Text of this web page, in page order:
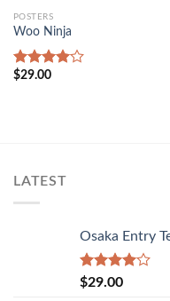
POSTERS
Woo Ninja
Rated
$29.00
LATEST
Osaka Entry
Rated
$29.00